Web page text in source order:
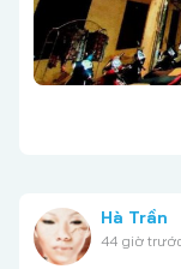
Hà Trần
44 giờ